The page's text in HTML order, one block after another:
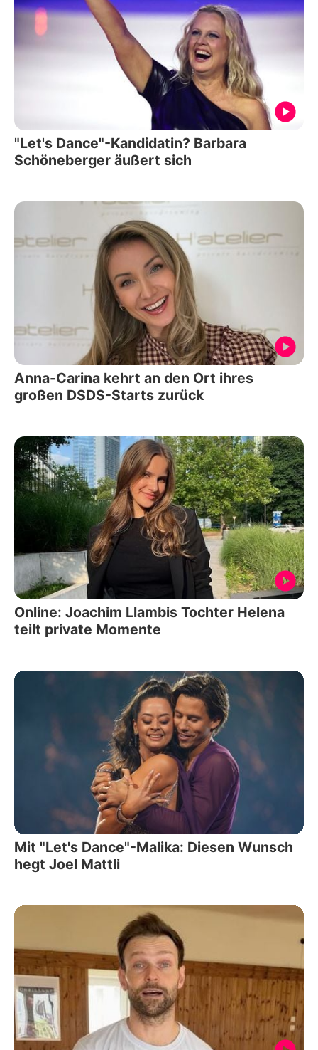
"Let's Dance"-Kandidatin? Barbara
Schöneberger äußert sich
Anna-Carina kehrt an den Ort ihres
großen DSDS-Starts zurück
Online: Joachim Llambis Tochter Helena
teilt private Momente
Mit "Let's Dance"-Malika: Diesen Wunsch
hegt Joel Mattli